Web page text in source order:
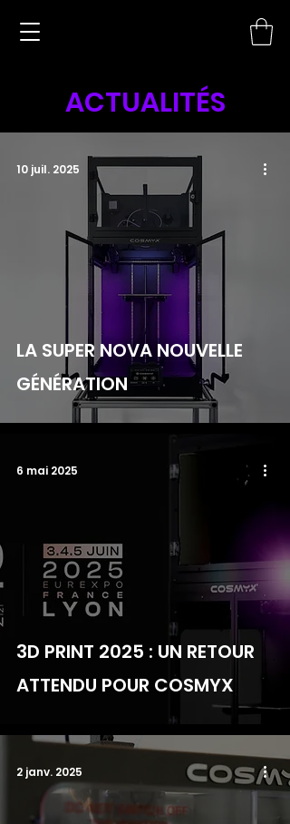
ACTUALITÉS
LA SUPER NOVA NOUVELLE
GÉNÉRATION
10 juil. 2025
3D PRINT 2025 : UN RETOUR
ATTENDU POUR COSMYX
6 mai 2025
2 janv. 2025